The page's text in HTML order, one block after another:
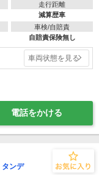
走行距離
減算歴車
車検/自賠責
自賠責保険無し
車両状態を見る
電話をかける
ンデ